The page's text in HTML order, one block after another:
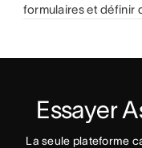
formulaires et définir
Essayer
La seule plateforme